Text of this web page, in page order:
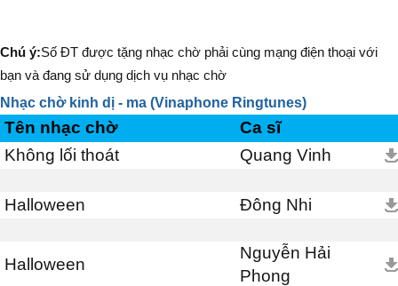
Chú ý:Số ĐT được tặng nhạc chờ phải cùng mạng điện thoại với
bạn và đang sử dụng dịch vụ nhạc chờ
Nhạc chờ kinh dị - ma (Vinaphone Ringtunes)
Tên nhạc chờ
Ca sĩ
Không lối thoát
Quang Vinh
Halloween Đông Nhi
Halloween
Nguyễn Hải
Phong